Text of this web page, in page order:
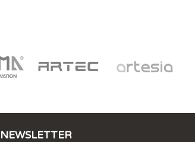
NEWSLETTER